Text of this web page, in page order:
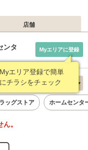
店舗
ンタ
Myエリア登録で簡単
にチラシをチェック
Myエリアに登録
百貨店 新着順
ラッグストア ホームセンタ
。